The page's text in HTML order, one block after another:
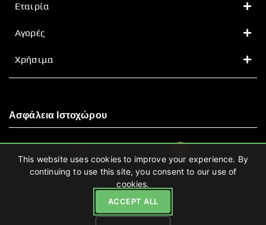
Εταιρία
Αγορές
Χρήσιμα
Ασφάλεια Ιστοχώρου
Leven.gr Copyright © 2026 | Hosting and Development by enigmart.
This website uses cookies to improve your experience. By
continuing to use this site, you consent to our use of
cookies.
ACCEPT ALL